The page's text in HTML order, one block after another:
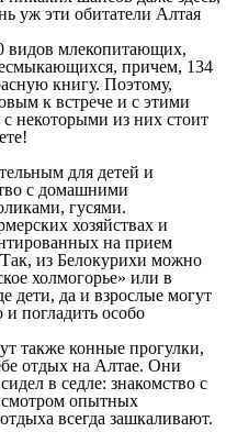
уж эти обитатели Алтая
видов млекопитающих,
причем, 134
книгу. Поэтому,
к встрече и с этими
некоторыми из них стоит
для детей и
с домашними
гусями.
хозяйствах и
на прием
из Белокурихи можно
холмогорье» или в
дети, да и взрослые могут
и погладить особо
также конные прогулки,
отдых на Алтае. Они
в седле: знакомство с
опытных
всегда зашкаливают.